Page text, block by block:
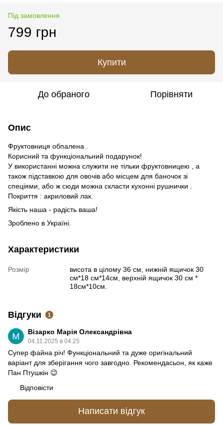
Під замовлення
799 грн
Купити
До обраного Порівняти
Опис
Фруктовниця обпалена .
Корисний та функціональний подарунок!
У використанні можна служити не тільки фруктовницею , а
також підставкою для овочів або місцем для баночок зі
спеціями, або ж сюди можна скласти кухонні рушнички .
Покриття : акриловий лак.
Якість наша - радість ваша!
Зроблено в Україні.
Характеристики
Розмір
висота в цілому 36 см, нижній ящичок 30
см*18 см*14см, верхній ящичок 30 см *
18см*10см.
Відгуки 1
Візарко Марія Олександрівна
04.11.2025 в 04:25
Супер файна річ! Функціональний та дуже оригінальний
варіант для зберігання чого завгодно. Рекомендасьон, як каже
Пан Птушкін 😉
Відповісти
Написати відгук